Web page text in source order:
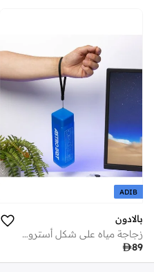
ADIB
بالادون
زجاجة مياه على شكل أسترو بوت من بالادون
89